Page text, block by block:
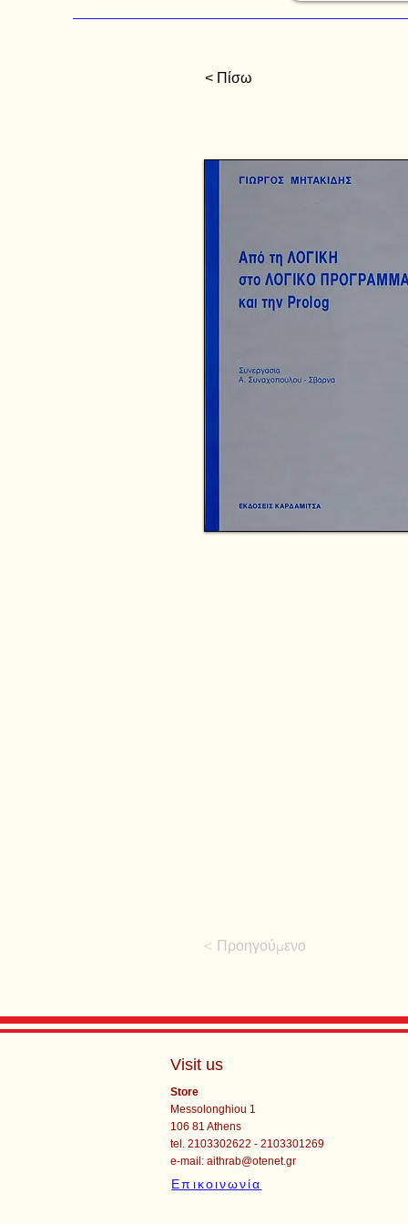
< Πίσω
< Προηγούμενο
Visit us
Store
Messolonghiou 1
106 81 Athens
tel. 2103302622 - 2103301269
e-mail:aithrab@otenet.gr
Επικοινωνία